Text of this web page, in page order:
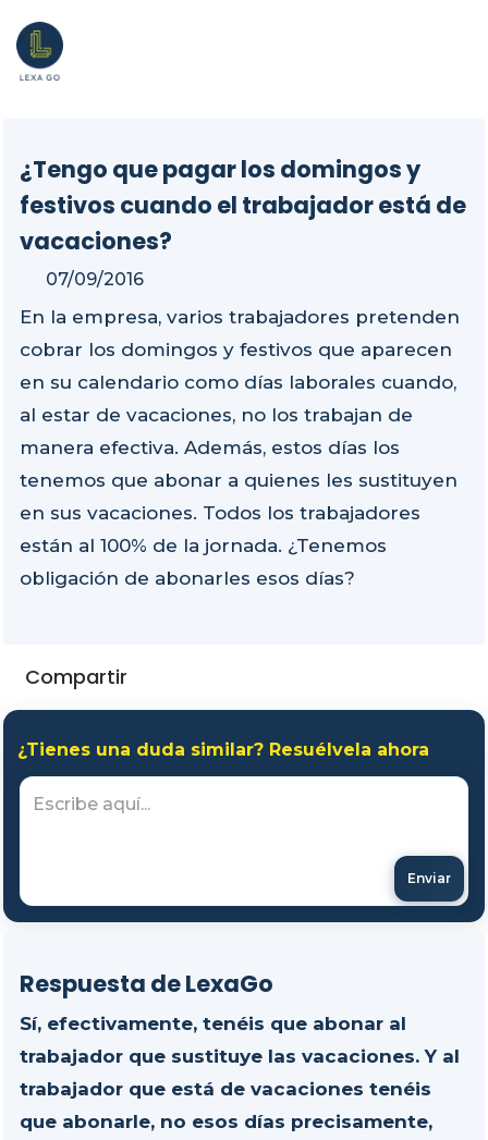
¿Tengo que pagar los domingos y
festivos cuando el trabajador está de
vacaciones?
07/09/2016
En la empresa, varios trabajadores pretenden
cobrar los domingos y festivos que aparecen
en su calendario como días laborales cuando,
al estar de vacaciones, no los trabajan de
manera efectiva. Además, estos días los
tenemos que abonar a quienes les sustituyen
en sus vacaciones. Todos los trabajadores
están al 100% de la jornada. ¿Tenemos
obligación de abonarles esos días?
Compartir
¿Tienes una duda similar? Resuélvela ahora
Enviar
Respuesta de LexaGo
Sí, efectivamente, tenéis que abonar al
trabajador que sustituye las vacaciones. Y al
trabajador que está de vacaciones tenéis
que abonarle, no esos días precisamente,